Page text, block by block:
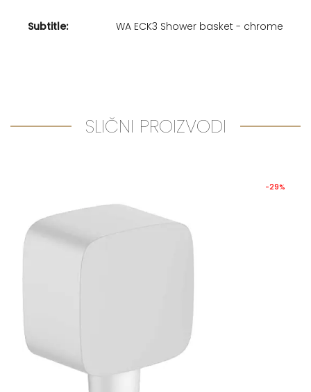
Subtitle: WA ECK3 Shower basket - chrome
SLIČNI PROIZVODI
-29%